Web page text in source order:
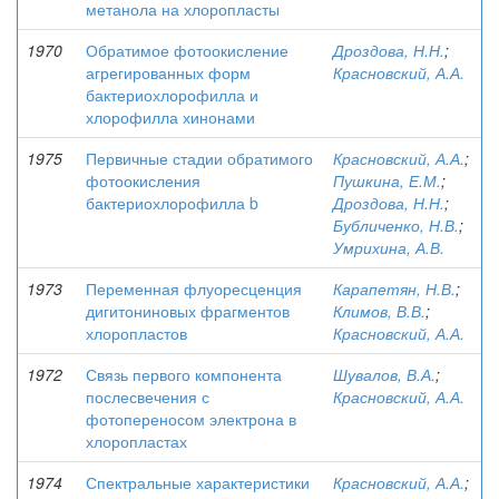
метанола на хлоропласты
1970
Обратимое фотоокисление
агрегированных форм
бактериохлорофилла и
хлорофилла хинонами
Дроздова, Н.Н.;
Красновский, А.А.
1975
Первичные стадии обратимого
фотоокисления
бактериохлорофилла b
Красновский, А.А.;
Пушкина, Е.М.;
Дроздова, Н.Н.;
Бубличенко, Н.В.;
Умрихина, А.В.
1973
Переменная флуоресценция
дигитониновых фрагментов
хлоропластов
Карапетян, Н.В.;
Климов, В.В.;
Красновский, А.А.
1972
Связь первого компонента
послесвечения с
фотопереносом электрона в
хлоропластах
Шувалов, В.А.;
Красновский, А.А.
1974
Спектральные характеристики
Красновский, А.А.;